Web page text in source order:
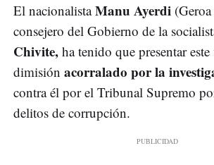
El nacionalistaManu Ayerdi
consejero del Gobierno de la
Chivite, ha tenido que presentar
dimisión acorralado por la
contra él por el Tribunal Supremo
delitos de corrupción.